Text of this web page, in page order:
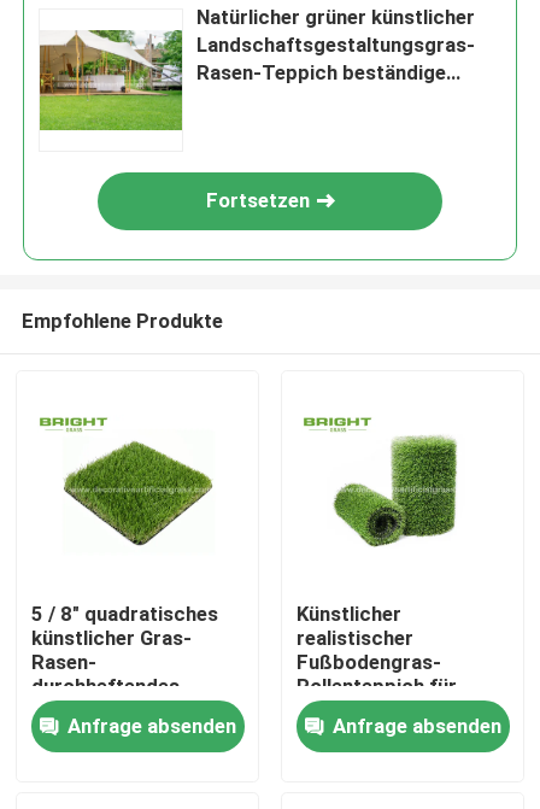
Heim
Produkte
Natürlicher grüner künstlicher
Landschaftsgestaltungsgras-
Rasen-Teppich beständige
Fortsetzen
Empfohlene Produkte
5 / 8" quadratisches
künstlicher Gras-
Rasen-
durchheftendes
Luxusmessgerät
25mm 12000D
Anfrage absenden
Künstlicher
realistischer
Fußbodengras-
Rollenteppich für
Garten-Hinterhof
17000D 2 * 25m/Rolle
Anfrage absenden